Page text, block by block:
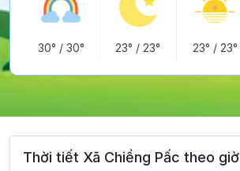
30° / 30° 23° /23° 23° / 23°
Thời tiết Xã Chiềng Pấc theo giờ